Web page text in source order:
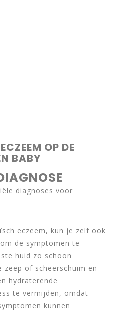
OP DE
BABY
diagnoses voor
eczeem, kun je zelf ook
de symptomen te
huid zo schoon
of scheerschuim en
hydraterende
te vermijden, omdat
kunnen